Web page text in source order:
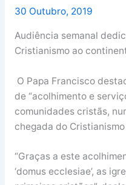
30 Outubro, 2019
Audiência semanal
Cristianismo ao
O Papa Francisco
de “acolhimento e
comunidades cristãs,
chegada do
“Graças a este
‘domus ecclesiae’, as